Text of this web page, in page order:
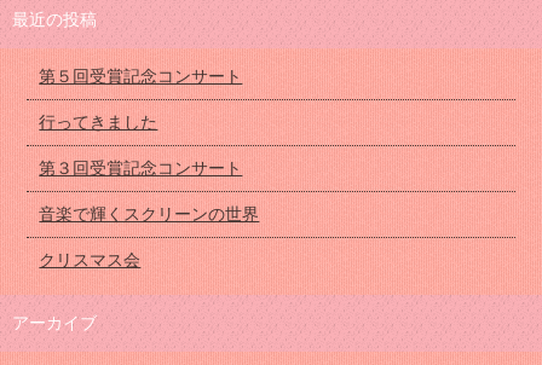
最近の投稿
第５回受賞記念コンサート
行ってきました
第３回受賞記念コンサート
音楽で輝くスクリーンの世界
クリスマス会
アーカイブ